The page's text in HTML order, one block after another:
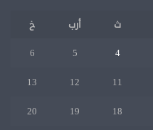
ث أرب
خ
4
5
6
11
12
13
18
19
20